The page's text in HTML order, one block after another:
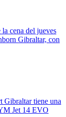
la cena del jueves
Gibraltar, con
Gibraltar tiene una
Jet 14 EVO